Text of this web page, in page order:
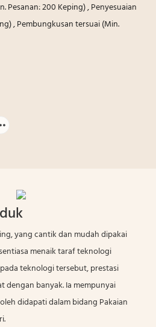
Pesanan: 200 Keping) , Penyesuaian
, Pembungkusan tersuai (Min.
yang cantik dan mudah dipakai
menaik taraf teknologi
teknologi tersebut, prestasi
dengan banyak. Ia mempunyai
didapati dalam bidang Pakaian